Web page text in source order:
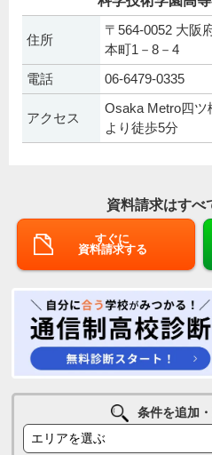
住所
〒564-0052 大阪
本町1－8－4
電話 06-6479-0335
アクセス
Osaka Metro四ツ
より徒歩5分
資料請求はすべ
すぐに
資料請求する
条件を追加